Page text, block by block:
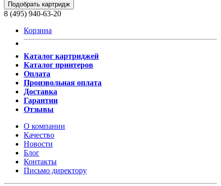
Подобрать картридж
8 (495) 940-63-20
Корзина
Каталог картриджей
Каталог принтеров
Оплата
Произвольная оплата
Доставка
Гарантии
Отзывы
О компании
Качество
Новости
Блог
Контакты
Письмо директору